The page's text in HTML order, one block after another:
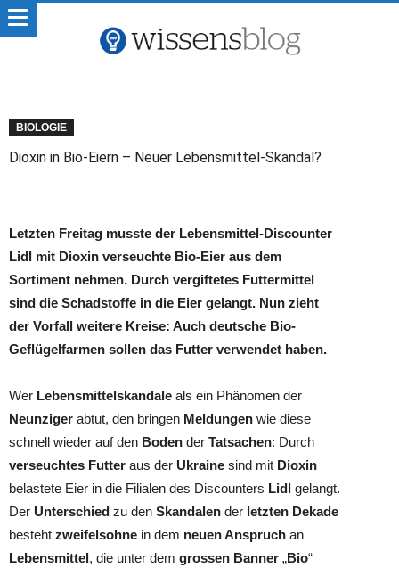
BIOLOGIE
Dioxin in Bio-Eiern – Neuer Lebensmittel-Skandal?
Letzten Freitag musste der Lebensmittel-Discounter
Lidl mit Dioxin verseuchte Bio-Eier aus dem
Sortiment nehmen. Durch vergiftetes Futtermittel
sind die Schadstoffe in die Eier gelangt. Nun zieht
der Vorfall weitere Kreise: Auch deutsche Bio-
Geflügelfarmen sollen das Futter verwendet haben.
Wer Lebensmittelskandale als ein Phänomen der
Neunziger abtut, den bringen Meldungen wie diese
schnell wieder auf den Boden der Tatsachen: Durch
verseuchtes Futter aus der Ukraine sind mit Dioxin
belastete Eier in die Filialen des Discounters Lidl gelangt.
Der Unterschied zu den Skandalen der letzten Dekade
besteht zweifelsohne in dem neuen Anspruch an
Lebensmittel, die unter dem grossen Banner „Bio“